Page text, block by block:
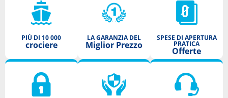
PIÙ DI 10 000
crociere
LA GARANZIA DEL
Miglior Prezzo
SPESE DI APERTURA
PRATICA
Offerte